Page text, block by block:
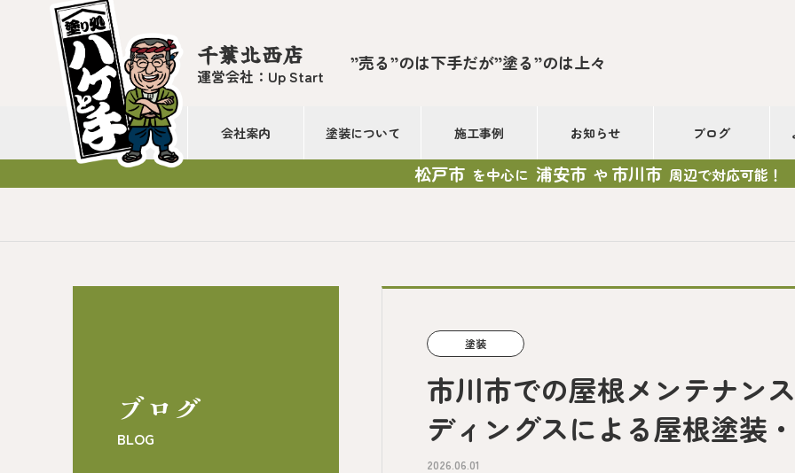
千葉北西店
運営会社：Up Start
”売る”のは下手だが”塗る”のは上々
会社案内 塗装について 施工事例 お知らせ ブログ
松戸市 を中心に 浦安市 や 市川市 周辺で対応可能！
ブログ
BLOG
塗装
市川市での屋根メンテナン
ディングスによる屋根塗装
2026.06.01